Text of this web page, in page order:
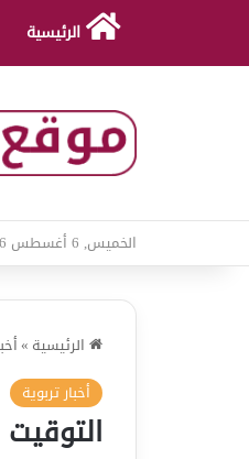
الرئيسية
الخميس, 6 أغسطس 2026
الرئيسية »
أخبار تربوية
التوقيت